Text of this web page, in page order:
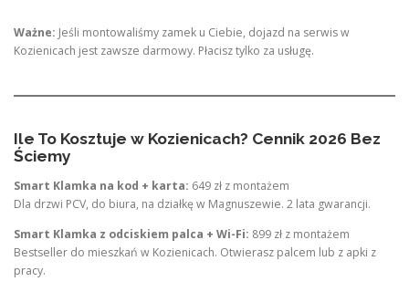
Ważne: Jeśli montowaliśmy zamek u Ciebie, dojazd na serwis w
Kozienicach jest zawsze darmowy. Płacisz tylko za usługę.
Ile To Kosztuje w Kozienicach? Cennik 2026 Bez
Ściemy
Smart Klamka na kod + karta: 649 zł z montażem
Dla drzwi PCV, do biura, na działkę w Magnuszewie. 2 lata gwarancji.
Smart Klamka z odciskiem palca + Wi-Fi: 899 zł z montażem
Bestseller do mieszkań w Kozienicach. Otwierasz palcem lub z apki z
pracy.